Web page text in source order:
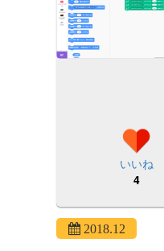
いいね
4
2018.12